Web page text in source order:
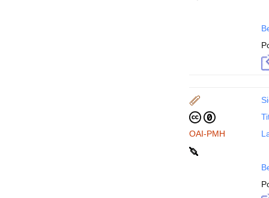
OAI-PMH